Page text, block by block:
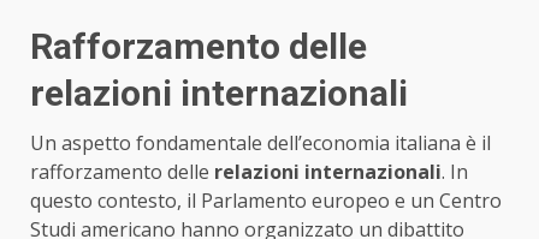
Rafforzamento delle
relazioni internazionali
Un aspetto fondamentale dell’economia italiana è il
rafforzamento delle relazioni internazionali. In
questo contesto, il Parlamento europeo e un Centro
Studi americano hanno organizzato un dibattito